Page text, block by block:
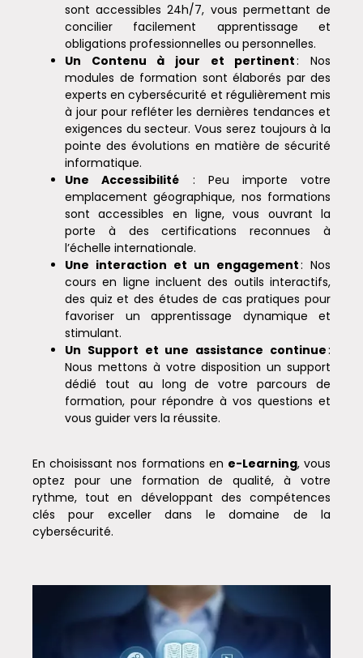
sont accessibles 24h/7, vous permettant de
concilier facilement apprentissage et
obligations professionnelles ou personnelles.
Un Contenu à jour et pertinent: Nos
modules de formation sont élaborés par des
experts en cybersécurité et régulièrement mis
à jour pour refléter les dernières tendances et
exigences du secteur. Vous serez toujours à la
pointe des évolutions en matière de sécurité
informatique.
Une Accessibilité : Peu importe votre
emplacement géographique, nos formations
sont accessibles en ligne, vous ouvrant la
porte à des certifications reconnues à
l’échelle internationale.
Une interaction et un engagement: Nos
cours en ligne incluent des outils interactifs,
des quiz et des études de cas pratiques pour
favoriser un apprentissage dynamique et
stimulant.
Un Support et une assistance continue:
Nous mettons à votre disposition un support
dédié tout au long de votre parcours de
formation, pour répondre à vos questions et
vous guider vers la réussite.
En choisissant nos formations en e-Learning, vous
optez pour une formation de qualité, à votre
rythme, tout en développant des compétences
clés pour exceller dans le domaine de la
cybersécurité.